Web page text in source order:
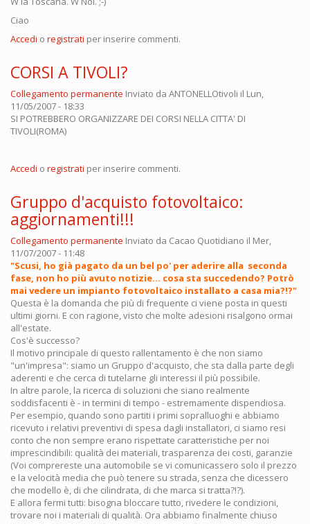
Ciao
Accedi o registrati per inserire commenti.
CORSI A TIVOLI?
Collegamento permanente Inviato da ANTONELLOtivoli il Lun,
11/05/2007 - 18:33
SI POTREBBERO ORGANIZZARE DEI CORSI NELLA CITTA' DI
TIVOLI(ROMA)
Accedi o registrati per inserire commenti.
Gruppo d'acquisto fotovoltaico:
aggiornamenti!!!
Collegamento permanente Inviato da Cacao Quotidiano il Mer,
11/07/2007 - 11:48
"Scusi, ho già pagato da un bel po' per aderire alla seconda
fase, non ho più avuto notizie... cosa sta succedendo? Potrò
mai vedere un impianto fotovoltaico installato a casa mia?!?"
Questa è la domanda che più di frequente ci viene posta in questi
ultimi giorni. E con ragione, visto che molte adesioni risalgono ormai
all'estate.
Cos'è successo?
Il motivo principale di questo rallentamento è che non siamo
"un'impresa": siamo un Gruppo d'acquisto, che sta dalla parte degli
aderenti e che cerca di tutelarne gli interessi il più possibile.
In altre parole, la ricerca di soluzioni che siano realmente
soddisfacenti è - in termini di tempo - estremamente dispendiosa.
Per esempio, quando sono partiti i primi sopralluoghi e abbiamo
ricevuto i relativi preventivi di spesa dagli installatori, ci siamo resi
conto che non sempre erano rispettate caratteristiche per noi
imprescindibili: qualità dei materiali, trasparenza dei costi, garanzie
(Voi comprereste una automobile se vi comunicassero solo il prezzo
e la velocità media che può tenere su strada, senza che dicessero
che modello è, di che cilindrata, di che marca si tratta?!?).
E allora fermi tutti: bisogna bloccare tutto, rivedere le condizioni,
trovare noi i materiali di qualità. Ora abbiamo finalmente chiuso